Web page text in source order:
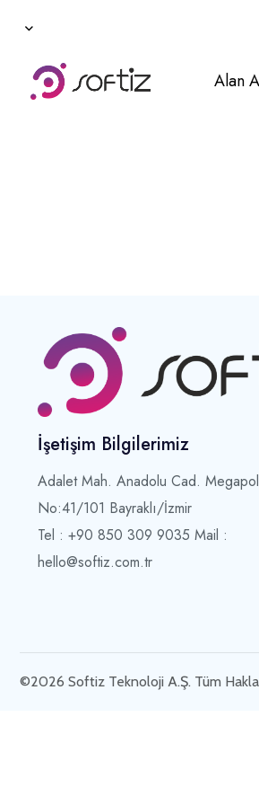
Alan
İşetişim Bilgilerimiz
Adalet Mah. Anadolu Cad.
No:41/101 Bayraklı/İzmir
Tel : +90 850 309 9035 Mail :
hello@softiz.com.tr
©2026 Softiz Teknoloji A.Ş. Tüm